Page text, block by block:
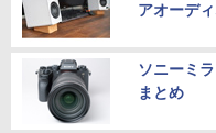
アオーデ
ソニーミ
まとめ